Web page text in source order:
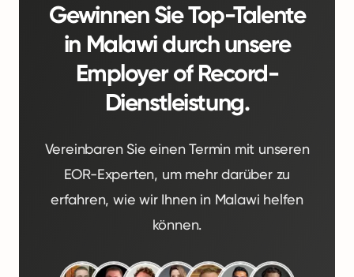
Gewinnen Sie Top-Talente
in Malawi durch unsere
Employer of Record-
Dienstleistung.
Vereinbaren Sie einen Termin mit unseren
EOR-Experten, um mehr darüber zu
erfahren, wie wir Ihnen in Malawi helfen
können.